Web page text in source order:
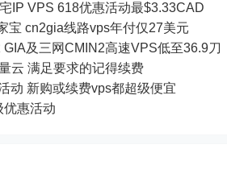
IP VPS 618优惠活动最$3.33CAD
宝 cn2gia线路vps年付仅27美元
及三网CMIN2高速VPS低至36.9刀
云 满足要求的记得续费
动 新购或续费vps都超级便宜
惠活动